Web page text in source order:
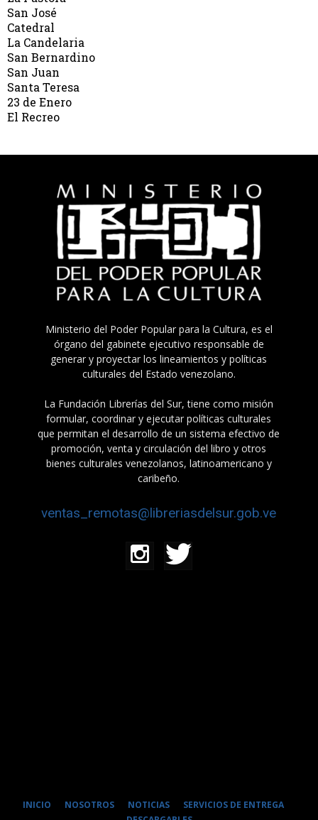
San José
Catedral
La Candelaria
San Bernardino
San Juan
Santa Teresa
23 de Enero
El Recreo
Ministerio del Poder Popular para la Cultura, es el
órgano del gabinete ejecutivo responsable de
generar y proyectar los lineamientos y políticas
culturales del Estado venezolano.
La Fundación Librerías del Sur, tiene como misión
formular, coordinar y ejecutar políticas culturales
que permitan el desarrollo de un sistema efectivo de
promoción, venta y circulación del libro y otros
bienes culturales venezolanos, latinoamericano y
caribeño.
ventas_remotas@libreriasdelsur.gob.ve
INICIO NOSOTROS NOTICIAS
SERVICIOS DE ENTREGA